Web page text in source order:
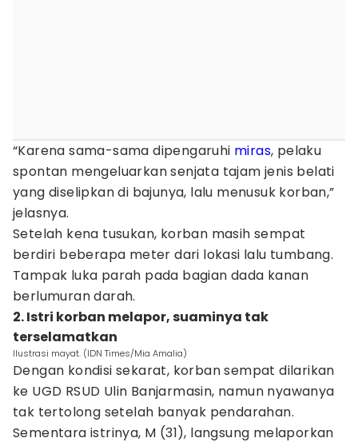
“Karena sama-sama dipengaruhi miras, pelaku
spontan mengeluarkan senjata tajam jenis belati
yang diselipkan di bajunya, lalu menusuk korban,”
jelasnya.
Setelah kena tusukan, korban masih sempat
berdiri beberapa meter dari lokasi lalu tumbang.
Tampak luka parah pada bagian dada kanan
berlumuran darah.
2. Istri korban melapor, suaminya tak
terselamatkan
Ilustrasi mayat. (IDN Times/Mia Amalia)
Dengan kondisi sekarat, korban sempat dilarikan
ke UGD RSUD Ulin Banjarmasin, namun nyawanya
tak tertolong setelah banyak pendarahan.
Sementara istrinya, M (31), langsung melaporkan